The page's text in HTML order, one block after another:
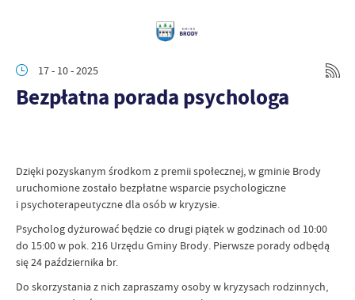
17 - 10 - 2025
Bezpłatna porada psychologa
Dzięki pozyskanym środkom z premii społecznej, w gminie Brody
uruchomione zostało bezpłatne wsparcie psychologiczne
i psychoterapeutyczne dla osób w kryzysie.
Psycholog dyżurować będzie co drugi piątek w godzinach od 10:00
do 15:00 w pok. 216 Urzędu Gminy Brody. Pierwsze porady odbędą
się 24 października br.
Do skorzystania z nich zapraszamy osoby w kryzysach rodzinnych,